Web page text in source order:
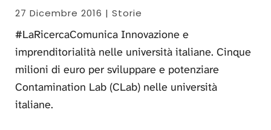
27 Dicembre 2016 | Storie
#LaRicercaComunica Innovazione e
imprenditorialità nelle università italiane. Cinque
milioni di euro per sviluppare e potenziare
Contamination Lab (CLab) nelle università
italiane.